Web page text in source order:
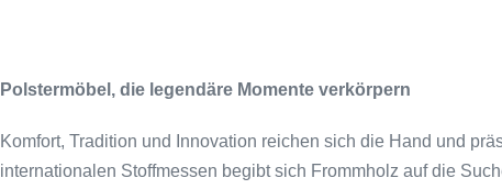
Polstermöbel, die legendäre Momente verkörpern
Komfort, Tradition und Innovation reichen sich die Hand und
internationalen Stoffmessen begibt sich Frommholz auf die